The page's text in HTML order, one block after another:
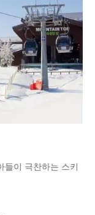
들이 극찬하는 스키